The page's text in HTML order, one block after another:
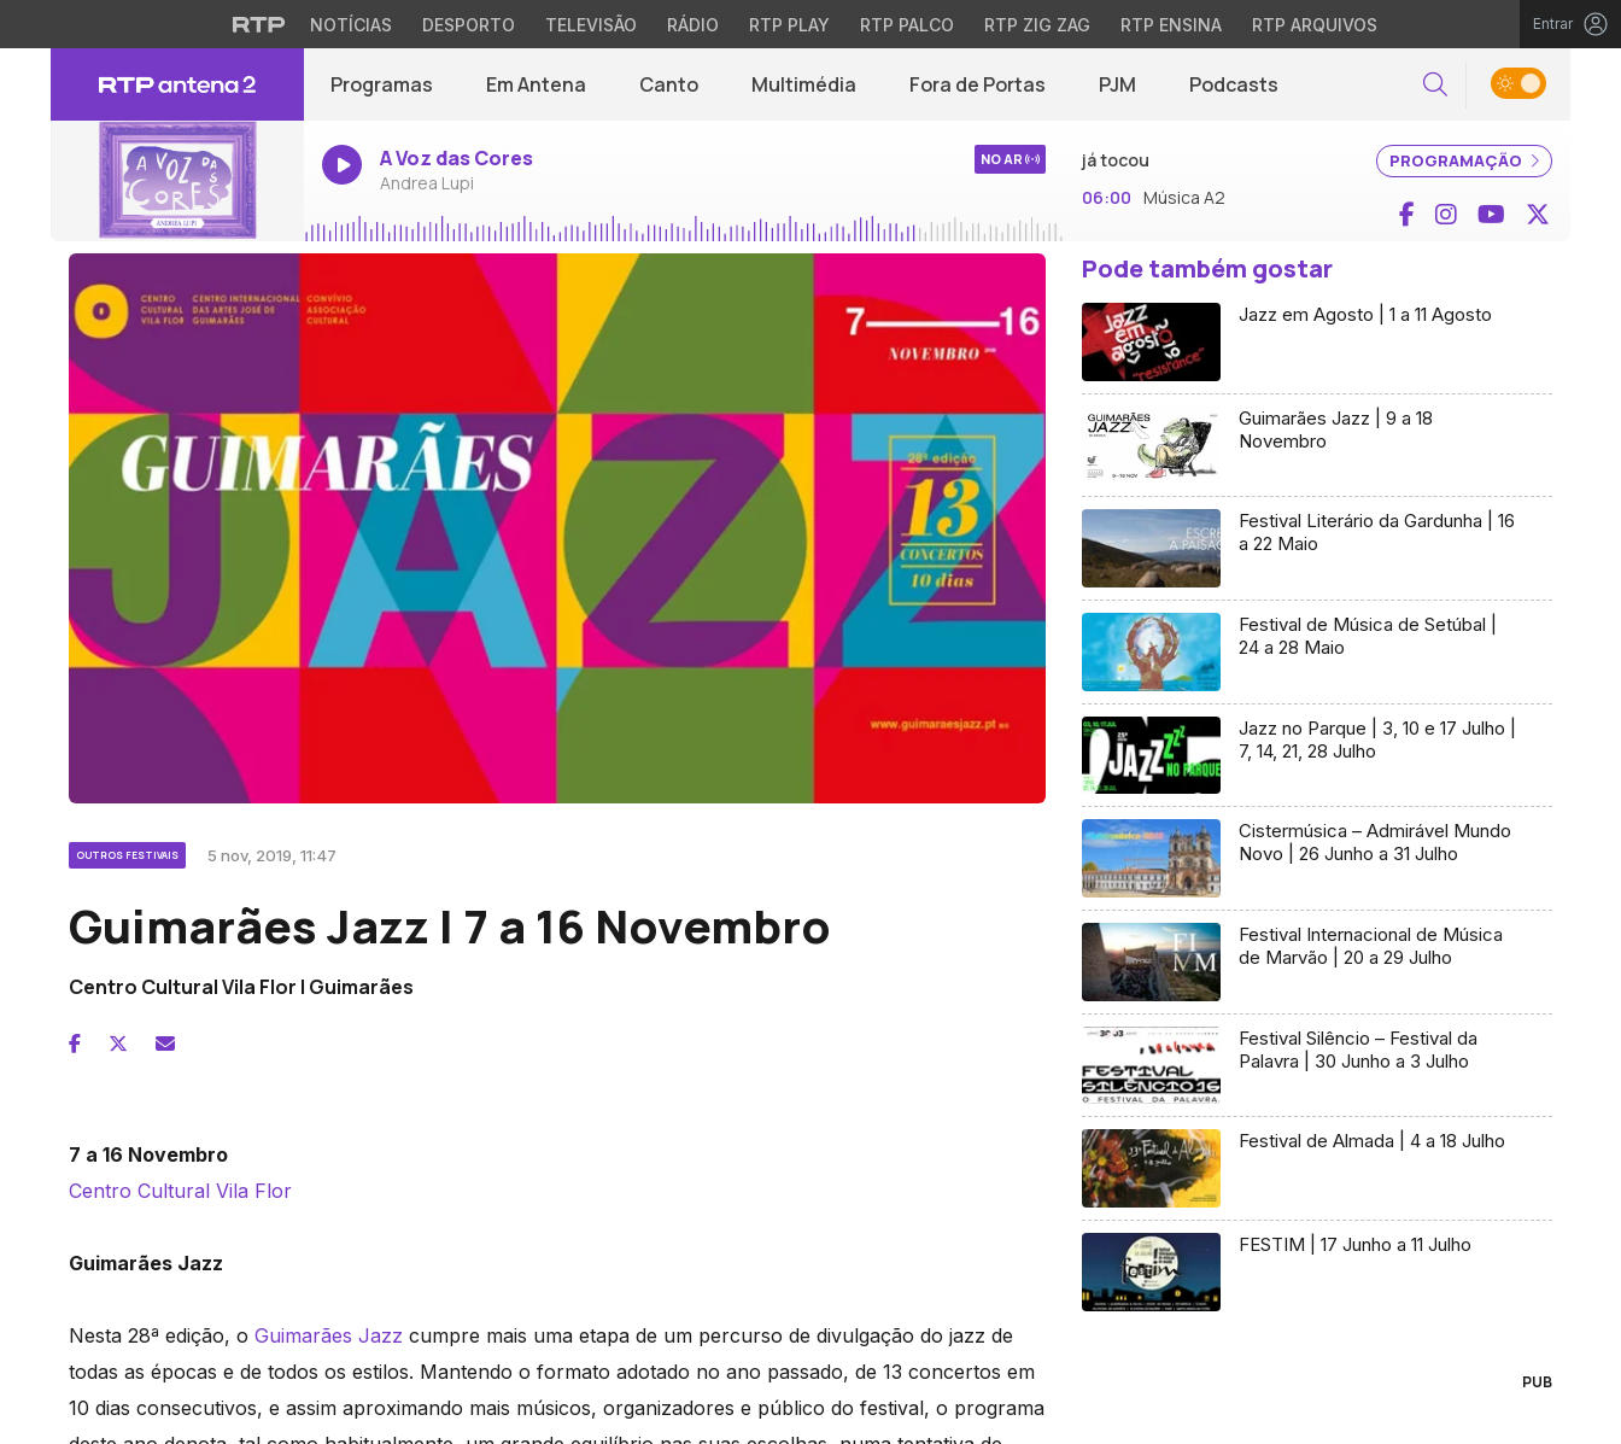
NOTÍCIAS DESPORTO TELEVISÃO RÁDIO RTP PLAY RTP PALCO RTP ZIG ZAG RTP ENSINA RTP ARQUIVOS Entrar
Programas Em Antena Canto Multimédia Fora de Portas PJM Podcasts Pesquisar
A Voz das Cores
Andrea Lupi
NO AR PROGRAMAÇÃO
já tocou
06:00 Música A2 Facebook
InstagramYouTube
OUTROS FESTIVAIS 5 nov, 2019, 11:47
Guimarães Jazz | 7 a 16 Novembro
Centro Cultural Vila Flor | Guimarães
7 a 16 Novembro
Centro Cultural Vila Flor
Guimarães Jazz
Nesta 28ª edição, o Guimarães Jazz cumpre mais uma etapa de um percurso de divulgação do jazz de
todas as épocas e de todos os estilos. Mantendo o formato adotado no ano passado, de 13 concertos em
10 dias consecutivos, e assim aproximando mais músicos, organizadores e público do festival, o programa
Pode também gostar
Jazz em Agosto | 1 a 11 Agosto
Guimarães Jazz | 9 a 18
Novembro
Festival Literário da Gardunha | 16
a 22 Maio
Festival de Música de Setúbal |
24 a 28 Maio
Jazz no Parque | 3, 10 e 17 Julho |
7, 14, 21, 28 Julho
Cistermúsica – Admirável Mundo
Novo | 26 Junho a 31 Julho
Festival Internacional de Música
de Marvão | 20 a 29 Julho
Festival Silêncio – Festival da
Palavra | 30 Junho a 3 Julho
Festival de Almada | 4 a 18 Julho
FESTIM | 17 Junho a 11 Julho
PUB